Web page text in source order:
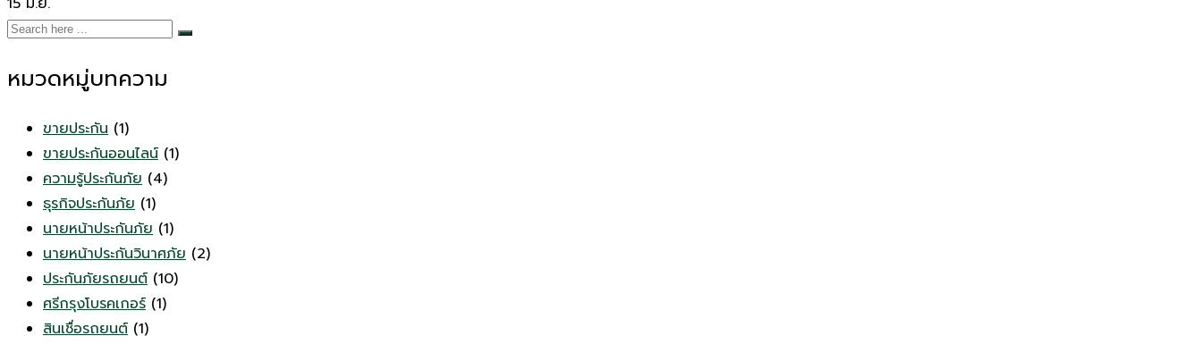
หมวดหมู่บทความ
ขายประกัน (1)
ขายประกันออนไลน์ (1)
ความรู้ประกันภัย (4)
ธุรกิจประกันภัย (1)
นายหน้าประกันภัย (1)
นายหน้าประกันวินาศภัย (2)
ประกันภัยรถยนต์ (10)
ศรีกรุงโบรคเกอร์ (1)
สินเชื่อรถยนต์ (1)